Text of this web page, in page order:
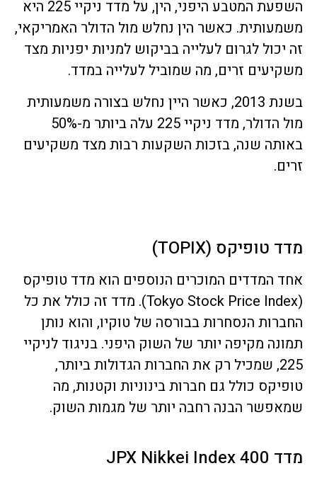
השפעת המטבע היפני, הין, על מדד ניקיי 225 היא
משמעותית. כאשר הין נחלש מול הדולר האמריקאי,
זה יכול לגרום לעלייה בביקוש למניות יפניות מצד
משקיעים זרים, מה שמוביל לעלייה במדד.
בשנת 2013, כאשר היין נחלש בצורה משמעותית
מול הדולר, מדד ניקיי 225 עלה ביותר מ-50%
באותה שנה, בזכות השקעות רבות מצד משקיעים
זרים.
מדד טופיקס (TOPIX)
אחד המדדים המוכרים הנוספים הוא מדד טופיקס
(Tokyo Stock Price Index). מדד זה כולל את כל
החברות הנסחרות בבורסה של טוקיו, והוא נותן
תמונה מקיפה יותר של השוק היפני. בניגוד לניקיי
225, שמכיל רק את החברות הגדולות ביותר,
טופיקס כולל גם חברות בינוניות וקטנות, מה
שמאפשר הבנה רחבה יותר של מגמות השוק.
מדד JPX Nikkei Index 400